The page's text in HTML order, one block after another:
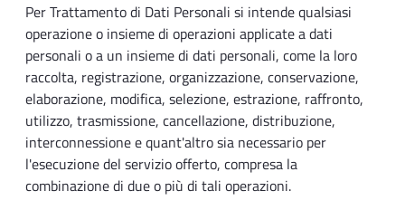
Per Trattamento di Dati Personali si intende qualsiasi
operazione o insieme di operazioni applicate a dati
personali o a un insieme di dati personali, come la loro
raccolta, registrazione, organizzazione, conservazione,
elaborazione, modifica, selezione, estrazione, raffronto,
utilizzo, trasmissione, cancellazione, distribuzione,
interconnessione e quant'altro sia necessario per
l'esecuzione del servizio offerto, compresa la
combinazione di due o più di tali operazioni.